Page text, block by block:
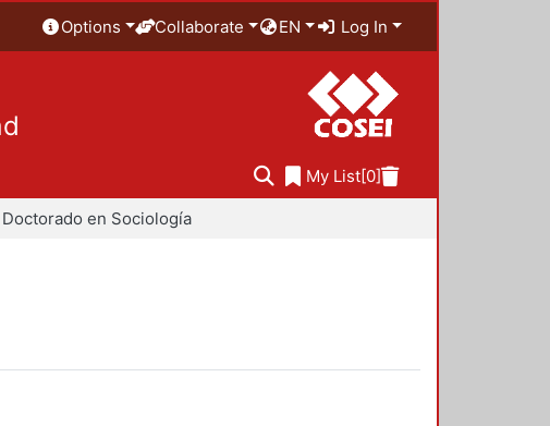
Options Collaborate EN Log In
My List[0]
Doctorado en Sociología